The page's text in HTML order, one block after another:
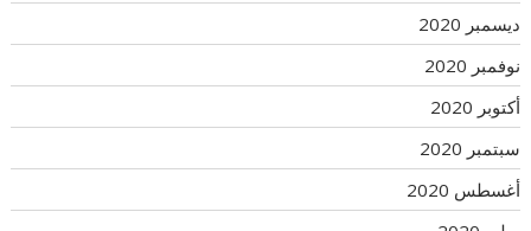
ديسمبر 2020
نوفمبر 2020
أكتوبر 2020
سبتمبر 2020
أغسطس 2020